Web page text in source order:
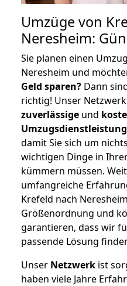
Umzüge von
Neresheim:
Sie planen einen
Neresheim und
Geld sparen? Dann
richtig! Unser
zuverlässige und
damit Sie sich um
wichtigen Dinge in
kümmern müssen.
umfangreiche
Krefeld nach
Größenordnung und
garantieren, dass wir
passende Lösung
Unser Netzwerk ist
haben viele Jahre